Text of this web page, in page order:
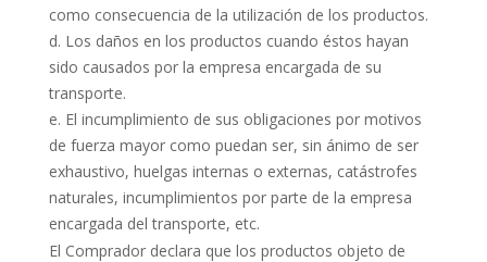
como consecuencia de la utilización de los productos.
Los daños en los productos cuando éstos hayan
sido causados por la empresa encargada de su
transporte.
El incumplimiento de sus obligaciones por motivos
de fuerza mayor como puedan ser, sin ánimo de ser
exhaustivo, huelgas internas o externas, catástrofes
naturales, incumplimientos por parte de la empresa
encargada del transporte, etc.
El Comprador declara que los productos objeto de